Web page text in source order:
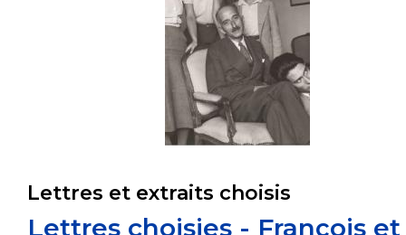
Lettres et extraits choisis
Lettres choisies - François et